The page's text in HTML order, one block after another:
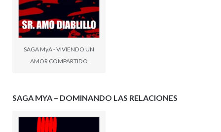
SAGA MyA - VIVIENDO UN
AMOR COMPARTIDO
SAGA MYA – DOMINANDO LAS RELACIONES